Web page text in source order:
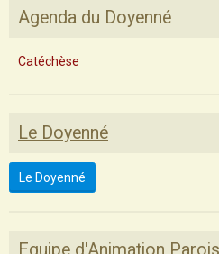
Agenda du Doyenné
Catéchèse
Le Doyenné
Le Doyenné